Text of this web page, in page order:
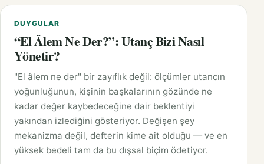
DUYGULAR
“El Âlem Ne Der?”: Utanç Bizi Nasıl
Yönetir?
"El âlem ne der" bir zayıflık değil: ölçümler utancın
yoğunluğunun, kişinin başkalarının gözünde ne
kadar değer kaybedeceğine dair beklentiyi
yakından izlediğini gösteriyor. Değişen şey
mekanizma değil, defterin kime ait olduğu — ve en
yüksek bedeli tam da bu dışsal biçim ödetiyor.